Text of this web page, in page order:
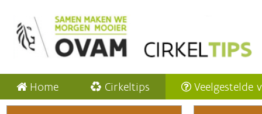
Home Cirkeltips Veelgestelde